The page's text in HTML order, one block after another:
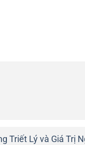
Triết Lý và Giá Trị